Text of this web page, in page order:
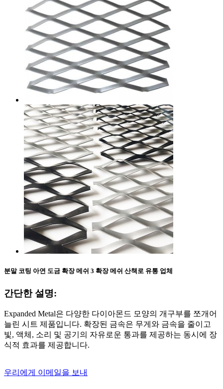
분말 코팅 아연 도금 확장 메쉬 3 확장 메쉬 산책로 유통 업체
간단한 설명:
Expanded Metal은 다양한 다이아몬드 모양의 개구부를 쪼개어
늘린 시트 제품입니다. 확장된 금속은 무게와 금속을 줄이고
빛, 액체, 소리 및 공기의 자유로운 통과를 제공하는 동시에 장
식적 효과를 제공합니다.
우리에게 이메일을 보내